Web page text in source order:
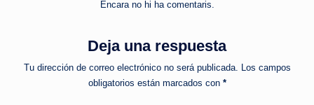
Encara no hi ha comentaris.
Deja una respuesta
Tu dirección de correo electrónico no será publicada. Los campos
obligatorios están marcados con *